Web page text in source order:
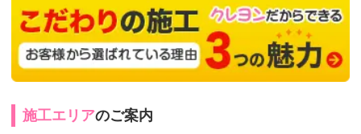
施工エリアのご案内